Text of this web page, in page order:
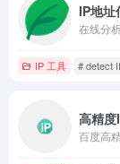
IP地址
IP 工具 # detect
高精度